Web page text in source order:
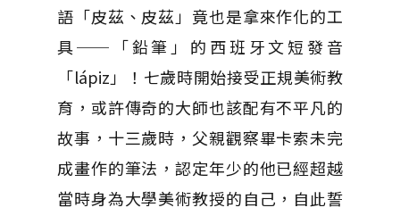
語「皮茲、皮茲」竟也是拿來作化的工
具──「鉛筆」的西班牙文短發音
「lápiz」！七歲時開始接受正規美術教
育，或許傳奇的大師也該配有不平凡的
故事，十三歲時，父親觀察畢卡索未完
成畫作的筆法，認定年少的他已經超越
當時身為大學美術教授的自己，自此誓